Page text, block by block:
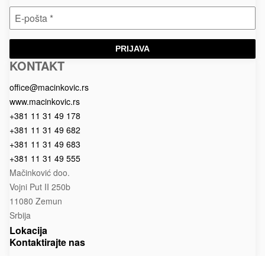
PRIJAVA
Macinkovic
Macinkovic
https://www.macinkovic.rs/wp-
KONTAKT
office@macinkovic.rs
www.macinkovic.rs
+381 11 31 49 178
+381 11 31 49 682
+381 11 31 49 683
+381 11 31 49 555
Mačinković doo.
Vojni Put II 250b
11080 Zemun
Srbija
Lokacija
Kontaktirajte nas